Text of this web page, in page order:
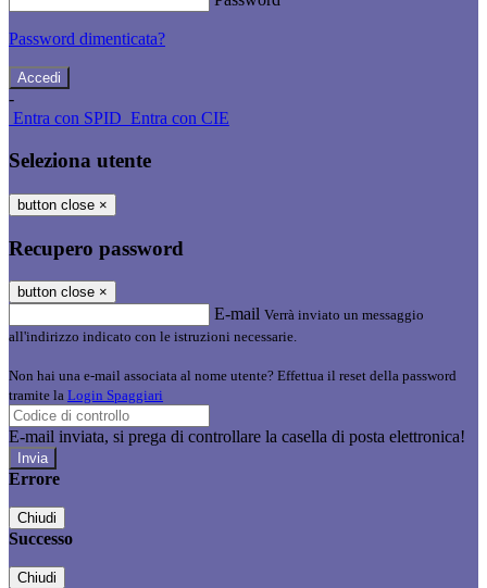
Password dimenticata?
-
Entra con SPID Entra con CIE
Seleziona utente
button close ×
Recupero password
button close ×
E-mail Verrà inviato un messaggio
all'indirizzo indicato con le istruzioni necessarie.
Non hai una e-mail associata al nome utente? Effettua il reset della password
tramite la Login Spaggiari
E-mail inviata, si prega di controllare la casella di posta elettronica!
Errore
Chiudi
Successo
Chiudi